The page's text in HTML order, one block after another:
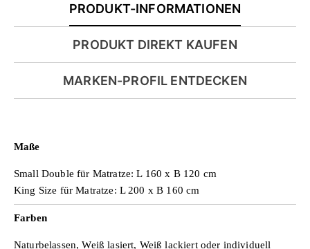
PRODUKT-INFORMATIONEN
PRODUKT DIREKT KAUFEN
MARKEN-PROFIL ENTDECKEN
Maße
Small Double für Matratze: L 160 x B 120 cm
King Size für Matratze: L 200 x B 160 cm
Farben
Naturbelassen, Weiß lasiert, Weiß lackiert oder individuell